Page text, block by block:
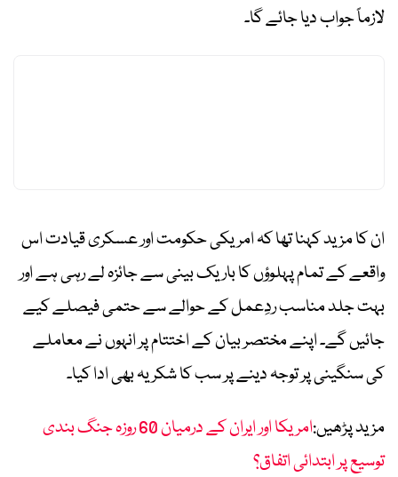
لازماً جواب دیا جائے گا۔
ان کا مزید کہنا تھا کہ امریکی حکومت اور عسکری قیادت اس
واقعے کے تمام پہلوؤں کا باریک بینی سے جائزہ لے رہی ہے اور
بہت جلد مناسب ردِعمل کے حوالے سے حتمی فیصلے کیے
جائیں گے۔ اپنے مختصر بیان کے اختتام پر انہوں نے معاملے
کی سنگینی پر توجہ دینے پر سب کا شکریہ بھی ادا کیا۔
مزید پڑھیں:
امریکا اور ایران کے درمیان 60 روزہ جنگ بندی
توسیع پر ابتدائی اتفاق؟